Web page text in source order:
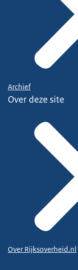
Archief
Over deze site
Over Rijksoverheid.nl